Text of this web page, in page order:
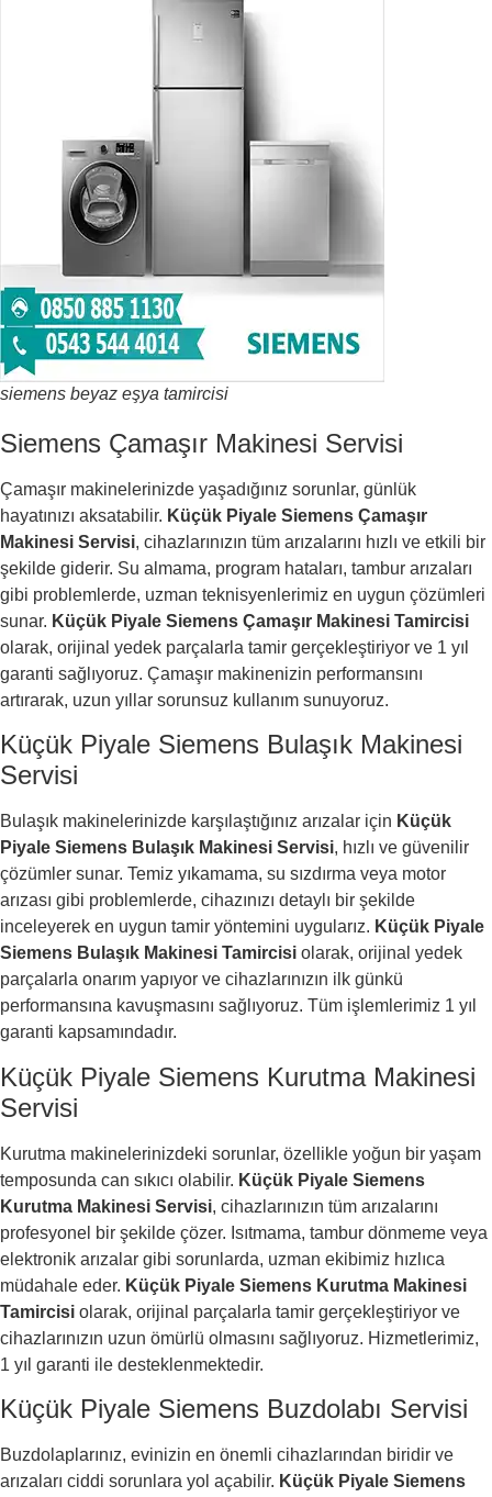
siemens beyaz eşya tamircisi
Siemens Çamaşır Makinesi Servisi
Çamaşır makinelerinizde yaşadığınız sorunlar, günlük
hayatınızı aksatabilir. Küçük Piyale Siemens Çamaşır
Makinesi Servisi, cihazlarınızın tüm arızalarını hızlı ve etkili bir
şekilde giderir. Su almama, program hataları, tambur arızaları
gibi problemlerde, uzman teknisyenlerimiz en uygun çözümleri
sunar. Küçük Piyale Siemens Çamaşır Makinesi Tamircisi
olarak, orijinal yedek parçalarla tamir gerçekleştiriyor ve 1 yıl
garanti sağlıyoruz. Çamaşır makinenizin performansını
artırarak, uzun yıllar sorunsuz kullanım sunuyoruz.
Küçük Piyale Siemens Bulaşık Makinesi
Servisi
Bulaşık makinelerinizde karşılaştığınız arızalar için Küçük
Piyale Siemens Bulaşık Makinesi Servisi, hızlı ve güvenilir
çözümler sunar. Temiz yıkamama, su sızdırma veya motor
arızası gibi problemlerde, cihazınızı detaylı bir şekilde
inceleyerek en uygun tamir yöntemini uygularız. Küçük Piyale
Siemens Bulaşık Makinesi Tamircisi olarak, orijinal yedek
parçalarla onarım yapıyor ve cihazlarınızın ilk günkü
performansına kavuşmasını sağlıyoruz. Tüm işlemlerimiz 1 yıl
garanti kapsamındadır.
Küçük Piyale Siemens Kurutma Makinesi
Servisi
Kurutma makinelerinizdeki sorunlar, özellikle yoğun bir yaşam
temposunda can sıkıcı olabilir. Küçük Piyale Siemens
Kurutma Makinesi Servisi, cihazlarınızın tüm arızalarını
profesyonel bir şekilde çözer. Isıtmama, tambur dönmeme veya
elektronik arızalar gibi sorunlarda, uzman ekibimiz hızlıca
müdahale eder. Küçük Piyale Siemens Kurutma Makinesi
Tamircisi olarak, orijinal parçalarla tamir gerçekleştiriyor ve
cihazlarınızın uzun ömürlü olmasını sağlıyoruz. Hizmetlerimiz,
1 yıl garanti ile desteklenmektedir.
Küçük Piyale Siemens Buzdolabı Servisi
Buzdolaplarınız, evinizin en önemli cihazlarından biridir ve
arızaları ciddi sorunlara yol açabilir. Küçük Piyale Siemens